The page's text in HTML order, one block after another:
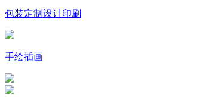
包装定制设计印刷
手绘插画